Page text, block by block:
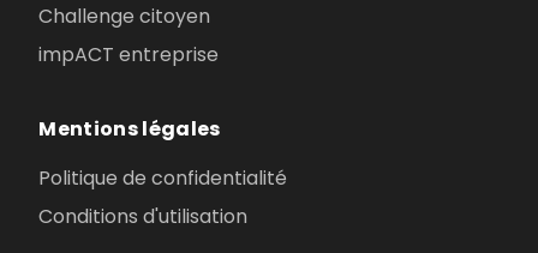
Challenge citoyen
impACT entreprise
Mentions légales
Politique de confidentialité
Conditions d'utilisation